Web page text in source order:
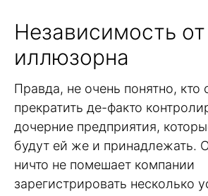
Независимость
иллюзорна
Правда, не очень понятно, кто
прекратить де-факто
дочерние предприятия,
будут ей же и принадлежать.
ничто не помешает компании
зарегистрировать несколько